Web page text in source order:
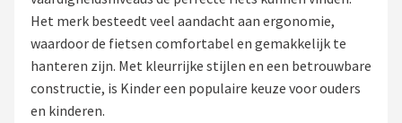
Shop
POPULAIRE MERKEN
Het merk besteedt veel aandacht aan ergonomie,
waardoor de fietsen comfortabel en gemakkelijk te
hanteren zijn. Met kleurrijke stijlen en een betrouwbare
constructie, is Kinder een populaire keuze voor ouders
en kinderen.